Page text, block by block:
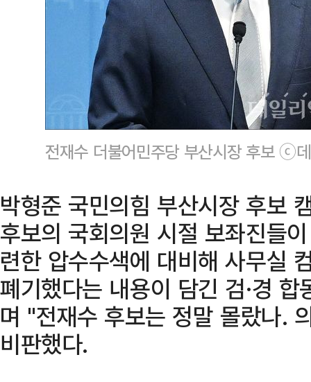
전재수 더불어민주당 부산시장 후보 ⓒ
박형준 국민의힘 부산시장 후보
후보의 국회의원 시절 보좌진들
련한 압수수색에 대비해 사무실
폐기했다는 내용이 담긴 검·경
며 "전재수 후보는 정말 몰랐나.
비판했다.